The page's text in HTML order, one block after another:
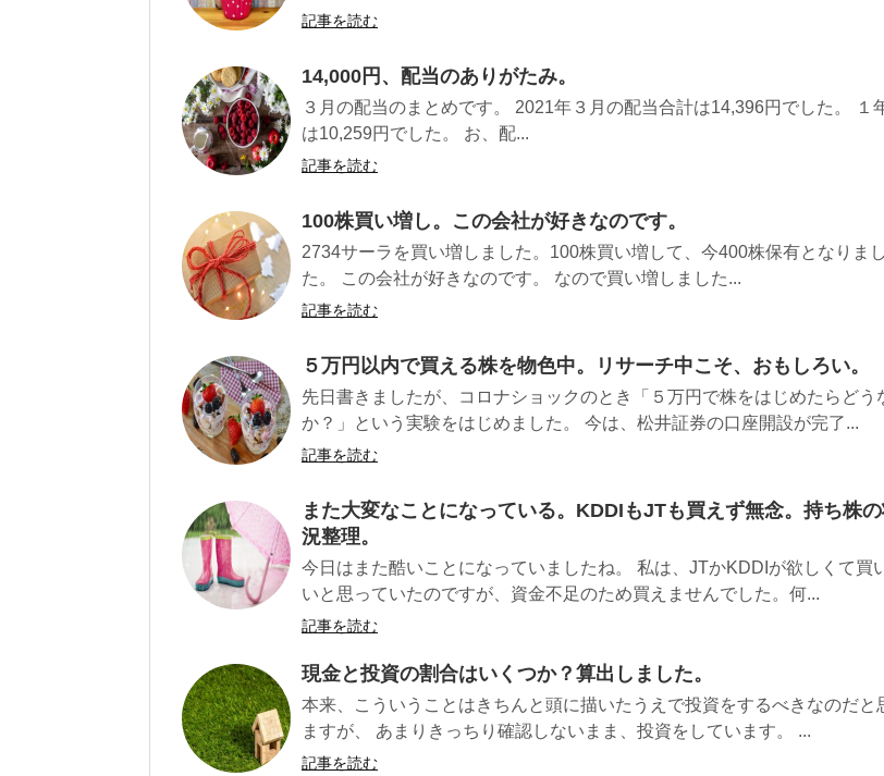
記事を読む
14,000円、配当のありがたみ。
３月の配当のまとめです。 2021年３月の配当合計は14,396円でした。 １
は10,259円でした。 お、配...
記事を読む
100株買い増し。この会社が好きなのです。
2734サーラを買い増しました。100株買い増して、今400株保有となりまし
た。 この会社が好きなのです。 なので買い増しました...
記事を読む
５万円以内で買える株を物色中。リサーチ中こそ、おもしろい。
先日書きましたが、コロナショックのとき「５万円で株をはじめたらどう
か？」という実験をはじめました。 今は、松井証券の口座開設が完了...
記事を読む
また大変なことになっている。KDDIもJTも買えず無念。持ち株
況整理。
今日はまた酷いことになっていましたね。 私は、JTかKDDIが欲しくて買
いと思っていたのですが、資金不足のため買えませんでした。何...
記事を読む
現金と投資の割合はいくつか？算出しました。
本来、こういうことはきちんと頭に描いたうえで投資をするべきなのだと
ますが、 あまりきっちり確認しないまま、投資をしています。 ...
記事を読む